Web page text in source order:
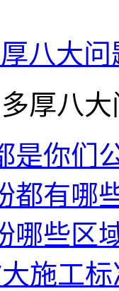
八大
厚八大
是你们
都有哪
哪些区
施工